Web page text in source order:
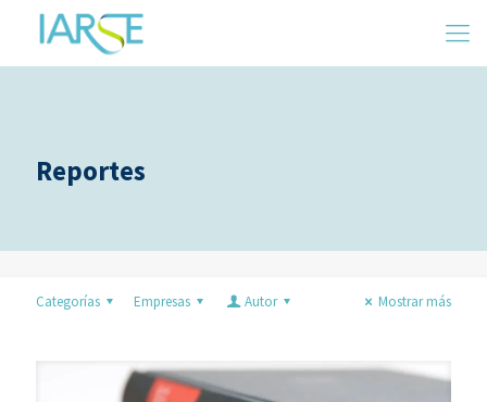
Reportes
Categorías Empresas Autor Mostrar más